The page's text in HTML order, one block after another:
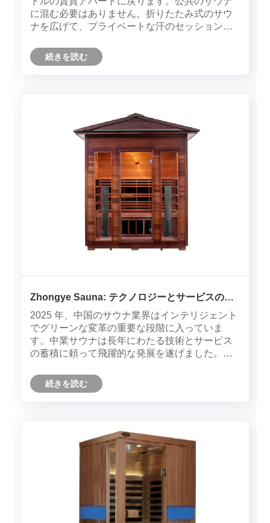
に混む必要はありません。折りたたみ式のサウ
ナを広げて、プライベートな汗のセッションを
るリラックス方法です」と、ニューヨークでイ
ンターネット運用に携わる95年代以降の若い独
る若者が増えており、持ち運び可能な一人用サ
ウナが「自宅リラックスの必需品」として世界
中のソロ若者の間で静かなヒットとなってい
る。 「一人飯」「一人旅」に続き、世界の「一
続きを読む
Zhongye Sauna: テクノロジーとサービスの二
重アップグレードにおける 2025 年の業界リー
ダー
2025 年、中国のサウナ業界はインテリジェント
でグリーンな変革の重要な段階に入っていま
す。中業サウナは長年にわたる技術とサービス
の蓄積に頼って飛躍的な発展を遂げました。多
く、複数の中核技術特許を取得しており、その
最新の生産基盤は業界の製造力の代表となって
の利点を活かして業界パターンを再構築してい
続きを読む